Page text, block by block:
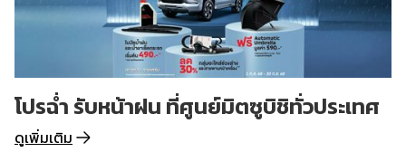
โปรฉ่ำ รับหน้าฝน ที่ศูนย์มิตซูบิชิทั่วประเทศ
ดูเพิ่มเติม